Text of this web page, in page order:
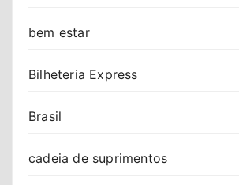
bem estar
Bilheteria Express
Brasil
cadeia de suprimentos